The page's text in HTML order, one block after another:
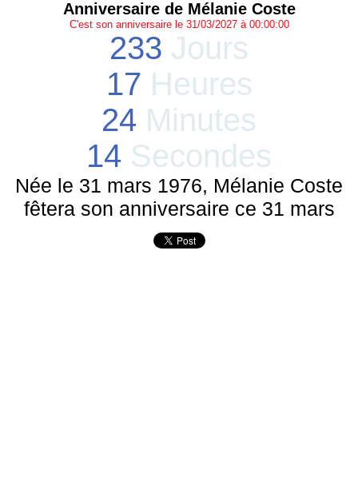
Anniversaire de Mélanie Coste
C'est son anniversaire le 31/03/2027 à 00:00:00
233 Jours
17 Heures
24 Minutes
14 Secondes
Née le 31 mars 1976, Mélanie Coste
fêtera son anniversaire ce 31 mars